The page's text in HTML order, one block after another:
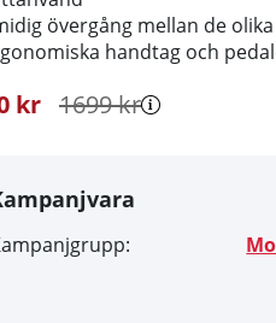
övergång mellan de
handtag och
1699kr
kr